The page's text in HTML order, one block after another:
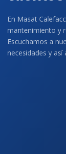
En Masat
mantenimiento y
Escuchamos a
necesidades y